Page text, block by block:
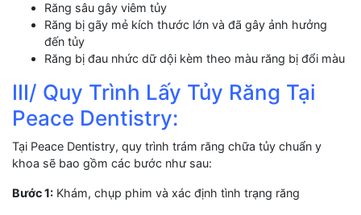
Răng sâu gây viêm tủy
Răng bị gãy mẻ kích thước lớn và đã gây ảnh hưởng
đến tủy
Răng bị đau nhức dữ dội kèm theo màu răng bị đổi màu
III/ Quy Trình Lấy Tủy Răng Tại
Peace Dentistry:
Tại Peace Dentistry, quy trình trám răng chữa tủy chuẩn y
khoa sẽ bao gồm các bước như sau:
Bước 1: Khám, chụp phim và xác định tình trạng răng